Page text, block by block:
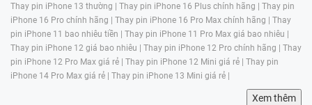
Thay pin iPhone 13 thường | Thay pin iPhone 16 Plus chính hãng | Thay pin
iPhone 16 Pro chính hãng | Thay pin iPhone 16 Pro Max chính hãng | Thay
pin iPhone 11 bao nhiêu tiền | Thay pin iPhone 11 Pro Max giá bao nhiêu |
Thay pin iPhone 12 giá bao nhiêu | Thay pin iPhone 12 Pro chính hãng | Thay
pin iPhone 12 Pro Max giá rẻ | Thay pin iPhone 12 Mini giá rẻ | Thay pin
iPhone 14 Pro Max giá rẻ | Thay pin iPhone 13 Mini giá rẻ |
Xem thêm